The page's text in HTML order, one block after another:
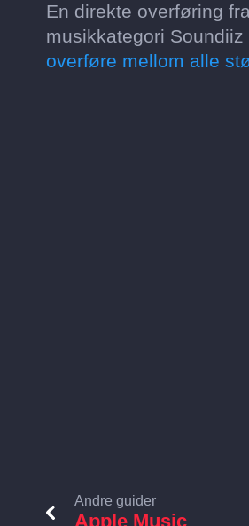
En direkte overføring
musikkategori
overføre mellom alle
Andre guider
Apple Music